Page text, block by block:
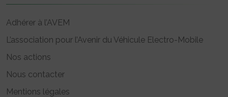
Adhérer à l’AVEM
L’association pour l’Avenir du Véhicule Electro-Mobile
Nos actions
Nous contacter
Mentions légales